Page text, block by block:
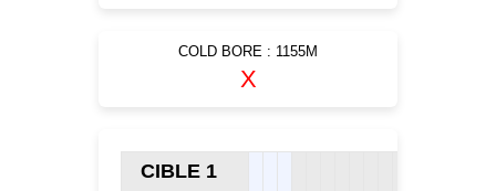
COLD BORE : 1155M
X
CIBLE 1